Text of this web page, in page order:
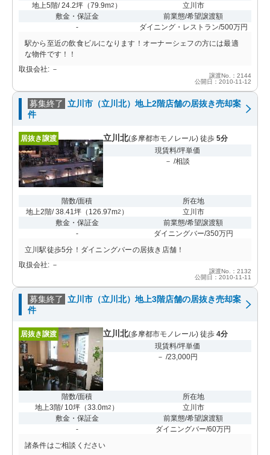
地上5階/ 24.2坪 （79.9m2 ）
立川市
敷金・保証金
-
前業態/希望譲渡額
ダイニング・レストラン/500万円
駅から至近の飲食ビルになります！オーナーシェフの方には最適
な物件です！！
取扱会社: －
譲渡No.：2144
公開日：2010-11-12
募集終了 立川市（立川北）地上2階店舗の居抜き売却案
件
居抜き譲渡 立川北(多摩都市モノレール) 徒歩 5分
現賃料/坪単価
－ /相談
階数/面積
地上2階/ 38.41坪（ 126.97m2 ）
所在地
立川市
敷金・保証金
-
前業態/希望譲渡額
ダイニングバー/350万円
立川駅徒歩5分！ダイニングバーの居抜き店舗！
取扱会社: －
譲渡No.：2132
公開日：2010-11-11
募集終了 立川市（立川北）地上3階店舗の居抜き売却案
件
居抜き譲渡 立川北(多摩都市モノレール) 徒歩 4分
現賃料/坪単価
－ /23,000円
階数/面積
地上3階/ 10坪 （33.0m2 ）
所在地
立川市
敷金・保証金
-
前業態/希望譲渡額
ダイニングバー/60万円
諸条件はご相談ください